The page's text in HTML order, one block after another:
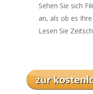
Sehen Sie sich
an, als ob es
Lesen Sie